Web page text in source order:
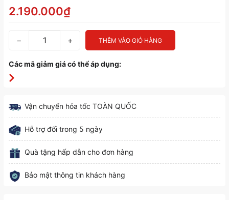
2.190.000₫
− + THÊM VÀO GIỎ HÀNG
Các mã giảm giá có thể áp dụng:
Vận chuyển hỏa tốc TOÀN QUỐC
Hỗ trợ đổi trong 5 ngày
Quà tặng hấp dẫn cho đơn hàng
Bảo mật thông tin khách hàng